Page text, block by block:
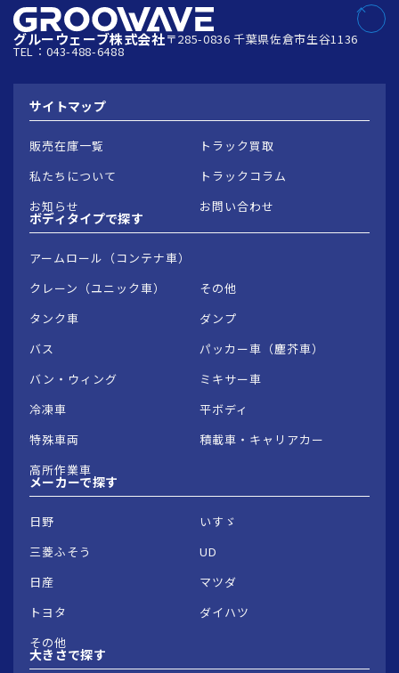
グルーウェーブ株式会社〒285-0836 千葉県佐倉市生谷1136
TEL：043-488-6488
サイトマップ
販売在庫一覧
トラック買取
私たちについて
トラックコラム
お知らせ
お問い合わせ
ボディタイプで探す
アームロール（コンテナ車）
クレーン（ユニック車）
その他
タンク車
ダンプ
バス
パッカー車（塵芥車）
バン・ウィング
ミキサー車
冷凍車
平ボディ
特殊車両
積載車・キャリアカー
高所作業車
メーカーで探す
日野
いすゞ
三菱ふそう
UD
日産
マツダ
トヨタ
ダイハツ
その他
大きさで探す